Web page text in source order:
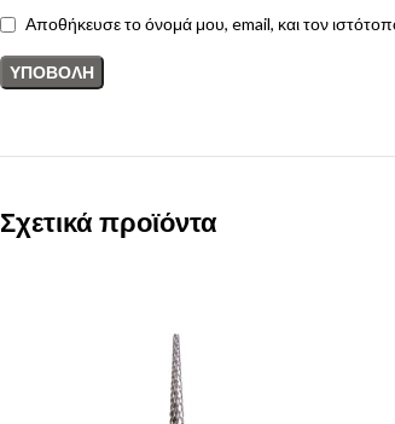
Αποθήκευσε το όνομά μου, email, και τον
Σχετικά προϊόντα